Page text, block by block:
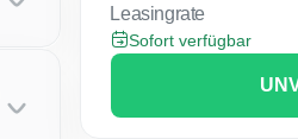
Leasingrate
Sofort verfügbar